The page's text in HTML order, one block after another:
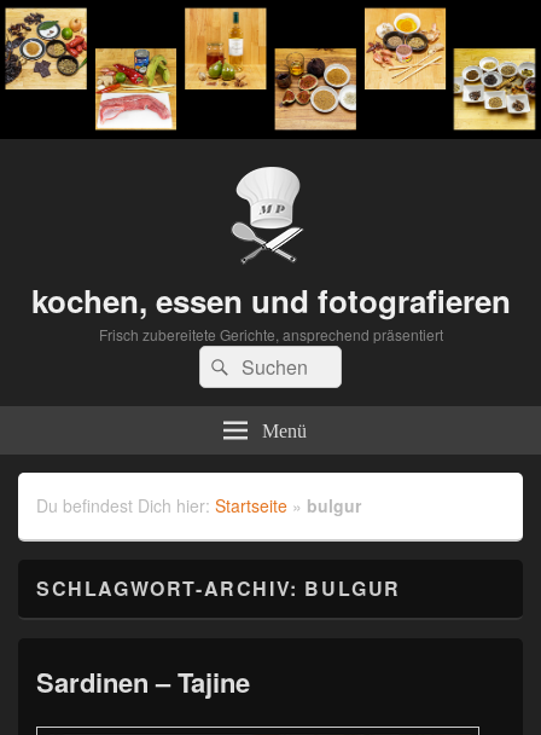
kochen, essen und fotografieren
Frisch zubereitete Gerichte, ansprechend präsentiert
Suchen
nach:
Suchen
Menü
Du befindest Dich hier: Startseite » bulgur
SCHLAGWORT-ARCHIV: BULGUR
Sardinen – Tajine